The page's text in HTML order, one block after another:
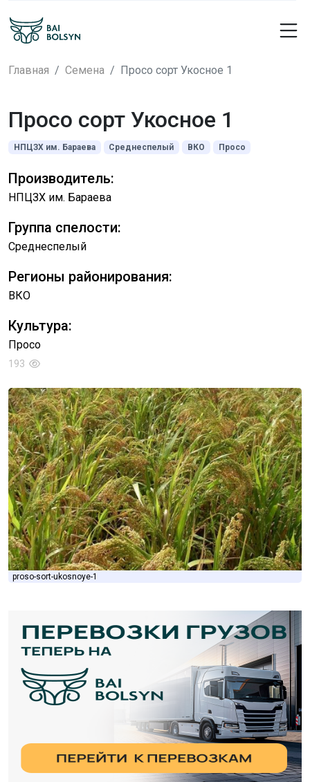
Главная Семена Просо сорт Укосное 1
Просо сорт Укосное 1
НПЦЗХ им. Бараева Среднеспелый ВКО Просо
Производитель:
НПЦЗХ им. Бараева
Группа спелости:
Среднеспелый
Регионы районирования:
ВКО
Культура:
Просо
193
proso-sort-ukosnoye-1